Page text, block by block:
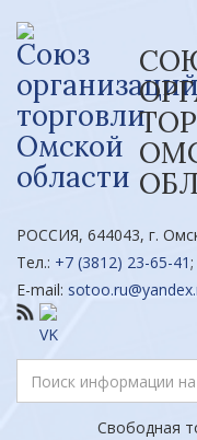
РОССИЯ, 644043, г.
Тел.: +7 (3812) 23-65-41;
E-mail:
Свободная